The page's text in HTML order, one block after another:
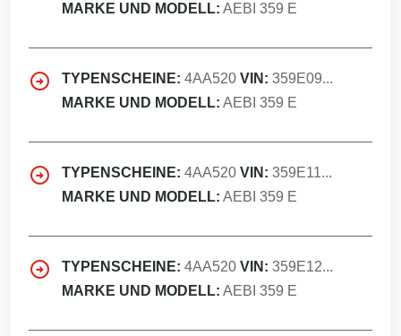
MARKE UND MODELL: AEBI 359 E
TYPENSCHEINE: 4AA520 VIN: 359E09...
MARKE UND MODELL: AEBI 359 E
TYPENSCHEINE: 4AA520 VIN: 359E11...
MARKE UND MODELL: AEBI 359 E
TYPENSCHEINE: 4AA520 VIN: 359E12...
MARKE UND MODELL: AEBI 359 E